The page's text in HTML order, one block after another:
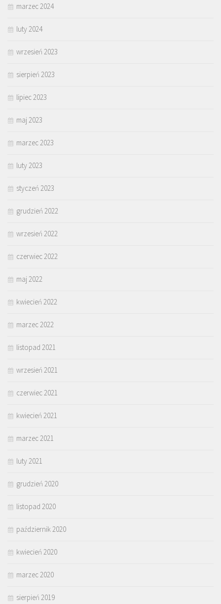
marzec 2024
luty 2024
wrzesień 2023
sierpień 2023
lipiec 2023
maj 2023
marzec 2023
luty 2023
styczeń 2023
grudzień 2022
wrzesień 2022
czerwiec 2022
maj 2022
kwiecień 2022
marzec 2022
listopad 2021
wrzesień 2021
czerwiec 2021
kwiecień 2021
marzec 2021
luty 2021
grudzień 2020
listopad 2020
październik 2020
kwiecień 2020
marzec 2020
sierpień 2019